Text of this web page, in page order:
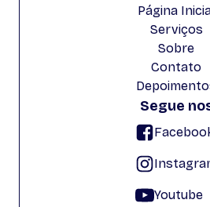
Página
Serviços
Sobre
Contato
Segue
Youtube